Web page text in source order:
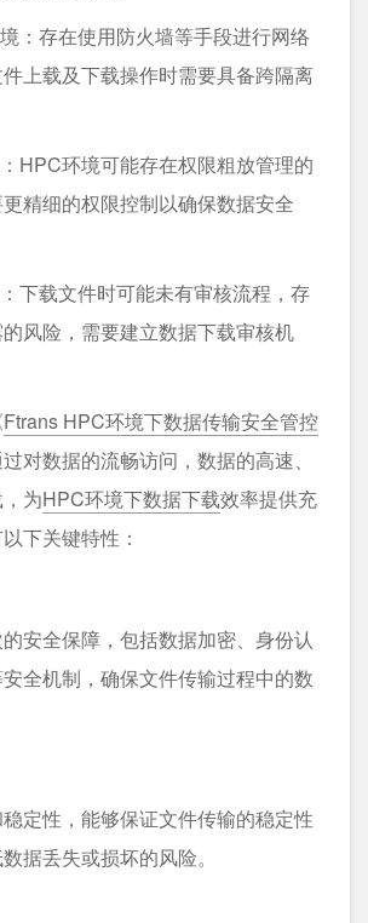
：存在使用防火墙等手段进行网络
上载及下载操作时需要具备跨隔离
HPC环境可能存在权限粗放管理的
精细的权限控制以确保数据安全
下载文件时可能未有审核流程，存
风险，需要建立数据下载审核机
Ftrans HPC环境下数据传输安全管控
对数据的流畅访问，数据的⾼速、
为HPC环境下数据下载效率提供充
下关键特性：
安全保障，包括数据加密、身份认
全机制，确保文件传输过程中的数
定性，能够保证文件传输的稳定性
据丢失或损坏的风险。